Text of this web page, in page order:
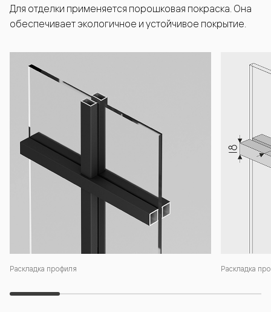
Раскладка профиля Раскладка
Для отделки применяется порошковая покраска. Она
обеспечивает экологичное и устойчивое покрытие.